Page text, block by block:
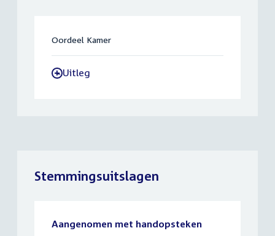
Oordeel Kamer
-Uitleg
Stemmingsuitslagen
Aangenomen met handopsteken